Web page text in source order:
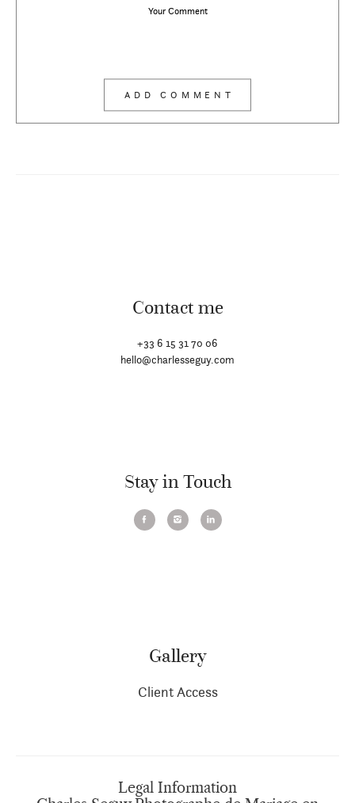
Contact me
+33 6 15 31 70 06
hello@charlesseguy.com
Stay in Touch
Gallery
Client Access
Legal Information